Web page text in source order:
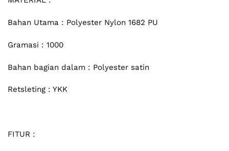
Bahan Utama : Polyester Nylon 1682 PU
Gramasi : 1000
Bahan bagian dalam : Polyester satin
Retsleting : YKK
FITUR :